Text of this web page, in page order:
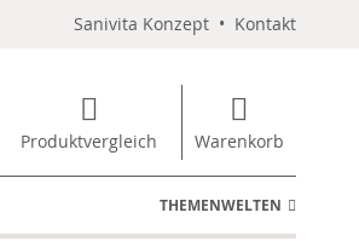
Sanivita Konzept • Kontakt
Produktvergleich Warenkorb
THEMENWELTEN